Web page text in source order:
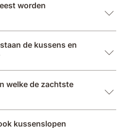
worden
de kussens en
welke de zachtste
kussenslopen